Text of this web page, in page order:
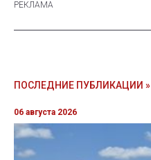
ПОСЛЕДНИЕ ПУБЛИКАЦИИ »
06 августа 2026